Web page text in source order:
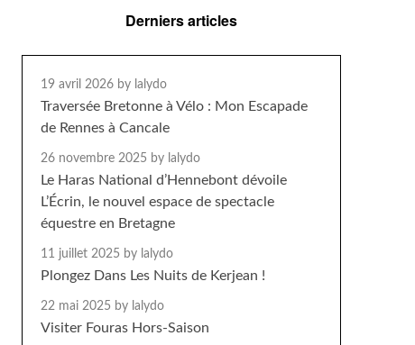
Derniers articles
19 avril 2026 by lalydo
Traversée Bretonne à Vélo : Mon Escapade
de Rennes à Cancale
26 novembre 2025 by lalydo
Le Haras National d’Hennebont dévoile
L’Écrin, le nouvel espace de spectacle
équestre en Bretagne
11 juillet 2025 by lalydo
Plongez Dans Les Nuits de Kerjean !
22 mai 2025 by lalydo
Visiter Fouras Hors-Saison